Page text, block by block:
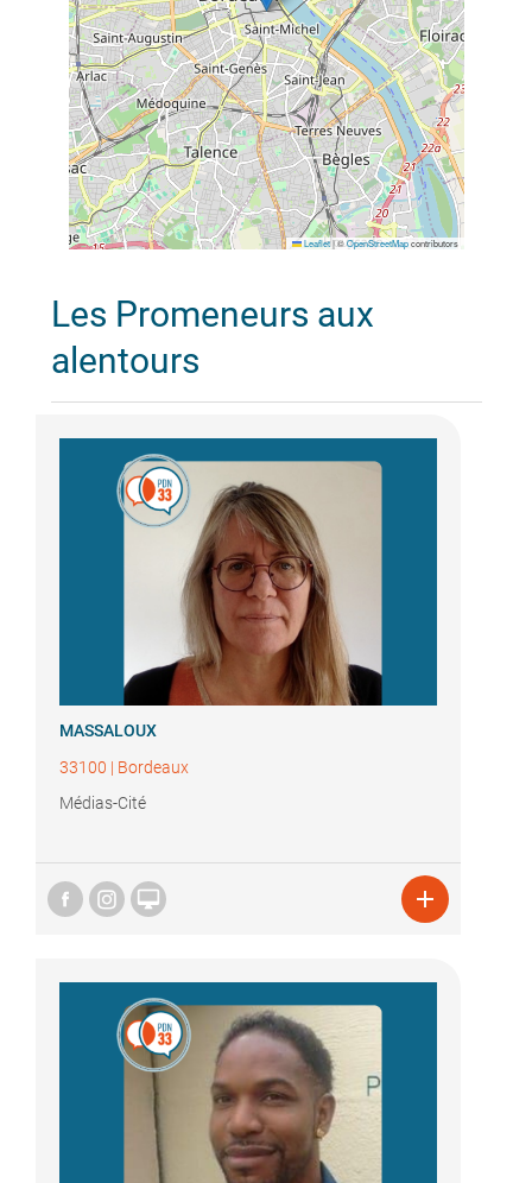
Leaflet |©OpenStreetMapcontributors
Les Promeneurs aux
alentours
MASSALOUX
33100 | Bordeaux
Médias-Cité
 